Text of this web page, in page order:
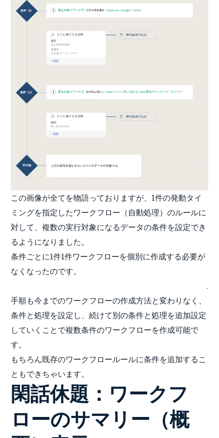
この画像が全てを物語っておりますが、1件の発動タイ
ミングを指定したワークフロー（自動処理）のルールに
対して、複数の実行対象になるデータの条件を設定でき
るようになりました。
条件ごとに1件1件ワークフローを個別に作成する必要が
なくなったのです。
.
手順も今までのワークフローの作成方法と変わりなく、
条件と処理を設定し、続けて別の条件と処理を追加設定
していくことで複数条件のワークフローを作成可能で
す。
もちろん既存のワークフロールールに条件を追加するこ
ともできちゃいます。
閑話休題：ワークフ
ローのサマリー（概